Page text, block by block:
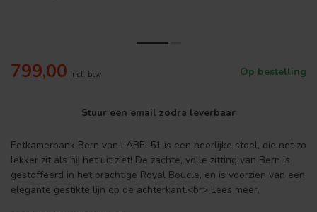
799,00 Incl. btw Op bestelling
Stuur een email zodra leverbaar
Eetkamerbank Bern van LABEL51 is een heerlijke stoel, die net zo
lekker zit als hij het uit ziet! De zachte, volle zitting van Bern is
gestoffeerd in het prachtige Royal Boucle, en is voorzien van een
elegante gestikte lijn op de achterkant.<br> Lees meer.